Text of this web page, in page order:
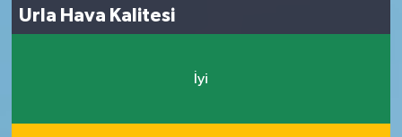
Urla Hava Kalitesi
İyi